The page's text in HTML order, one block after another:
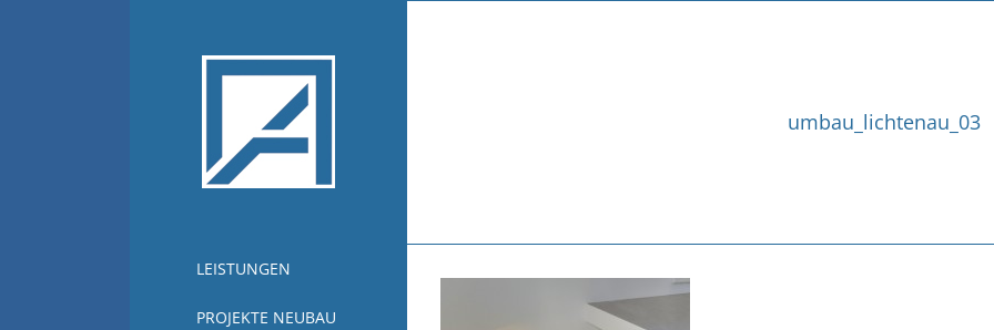
LEISTUNGEN
PROJEKTE NEUBAU
umbau_lichtenau_03